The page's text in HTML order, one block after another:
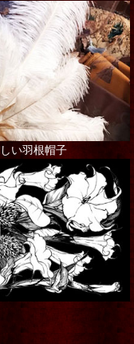
い羽根帽子